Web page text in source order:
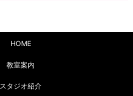
HOME
教室案内
スタジオ紹介